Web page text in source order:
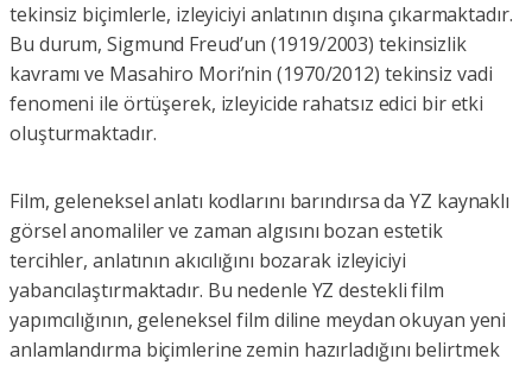
tekinsiz biçimlerle, izleyiciyi anlatının dışına çıkarmaktadır.
Bu durum, Sigmund Freud’un (1919/2003) tekinsizlik
kavramı ve Masahiro Mori’nin (1970/2012) tekinsiz vadi
fenomeni ile örtüşerek, izleyicide rahatsız edici bir etki
oluşturmaktadır.
Film, geleneksel anlatı kodlarını barındırsa da YZ kaynaklı
görsel anomaliler ve zaman algısını bozan estetik
tercihler, anlatının akıcılığını bozarak izleyiciyi
yabancılaştırmaktadır. Bu nedenle YZ destekli film
yapımcılığının, geleneksel film diline meydan okuyan yeni
anlamlandırma biçimlerine zemin hazırladığını belirtmek